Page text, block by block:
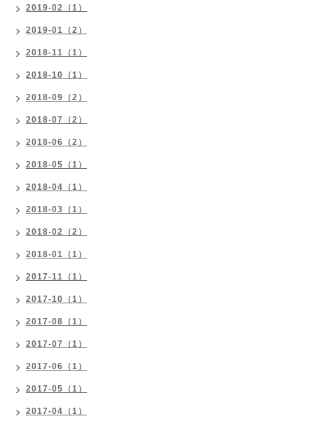
2019-02（1）
2019-01（2）
2018-11（1）
2018-10（1）
2018-09（2）
2018-07（2）
2018-06（2）
2018-05（1）
2018-04（1）
2018-03（1）
2018-02（2）
2018-01（1）
2017-11（1）
2017-10（1）
2017-08（1）
2017-07（1）
2017-06（1）
2017-05（1）
2017-04（1）